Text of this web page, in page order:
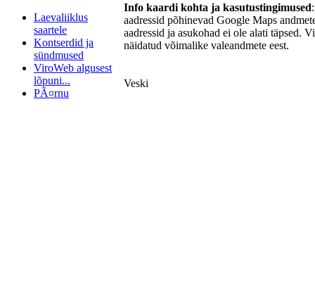
Laevaliiklus
saartele
Kontserdid ja
sündmused
ViroWeb algusest
lõpuni...
PÃ¤rnu
Info kaardi kohta ja kasutustingimused
aadressid põhinevad Google Maps
aadressid ja asukohad ei ole alati täpsed.
näidatud võimalike valeandmete eest.
Veski